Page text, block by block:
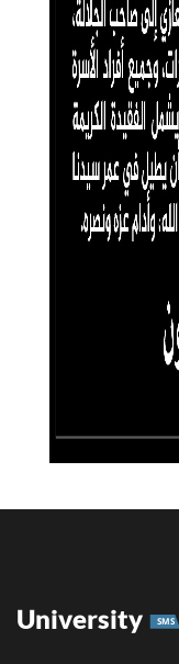
University SMS